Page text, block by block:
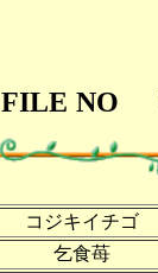
FILE NO
コジキイチゴ
乞食苺